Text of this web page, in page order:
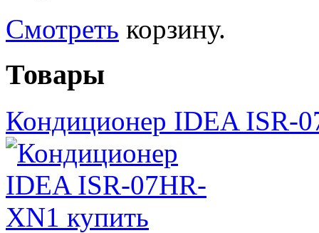
Смотреть корзину.
Товары
Кондиционер IDEA ISR-